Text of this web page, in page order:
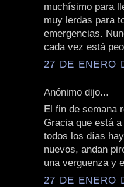
muchísimo para
muy lerdas para
emergencias.
cada vez está
27 DE ENERO
Anónimo dijo...
El fin de semana
Gracia que está
todos los días
nuevos, andan
una verguenza y
27 DE ENERO